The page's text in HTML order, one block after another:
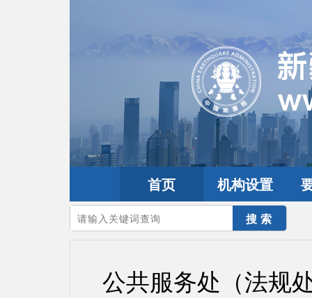
首页 机构设置
您的当前位置：首页>党建园地
公共服务处（法规